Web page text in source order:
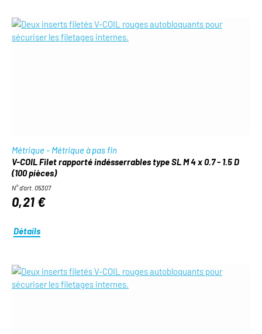
Métrique - Métrique à pas fin
V-COIL Filet rapporté indésserrables type SL M 4 x 0.7 - 1.5 D
(100 pièces)
N° d'art. 05307
0,21 €
Détails